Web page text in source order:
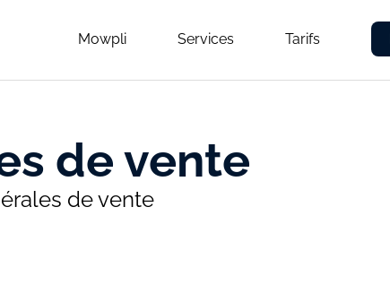
Mowpli Services Tarifs
de vente
de vente